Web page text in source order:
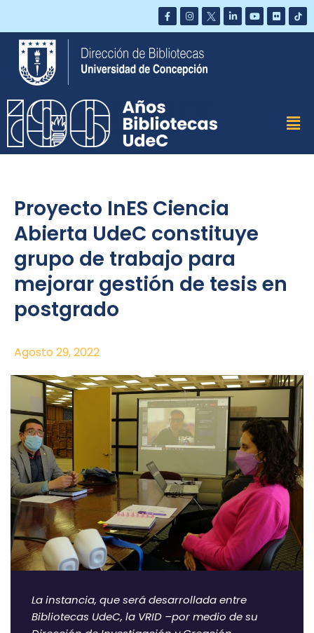
Saltar
contenido
Proyecto InES Ciencia
Abierta UdeC constituye
grupo de trabajo para
mejorar gestión de tesis en
postgrado
Agosto 29, 2022
La instancia, que será desarrollada entre
Bibliotecas UdeC, la VRID –por medio de su